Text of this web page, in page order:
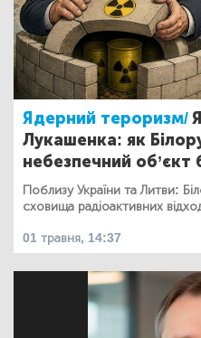
Ядерний тероризм/
Лукашенка: як
небезпечний об’єкт
Поблизу України та Литви:
сховища радіоактивних
01 травня, 14:37